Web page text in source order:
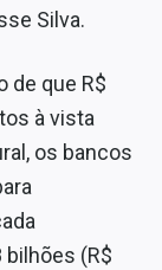
Silva.
de que R$
à vista
os bancos
bilhões (R$